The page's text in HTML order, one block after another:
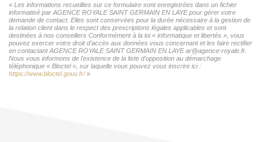
« Les informations recueillies sur ce formulaire sont enregistrées dans un fichier
informatisé par AGENCE ROYALE SAINT GERMAIN EN LAYE pour gérer votre
demande de contact. Elles sont conservées pour la durée nécessaire à la gestion de
la relation client dans le respect des prescriptions légales applicables et sont
destinées à nos conseillers Conformément à la loi « informatique et libertés », vous
pouvez exercer votre droit d'accès aux données vous concernant et les faire rectifier
en contactant AGENCE ROYALE SAINT GERMAIN EN LAYE ar@agence-royale.fr.
Nous vous informons de l'existence de la liste d'opposition au démarchage
téléphonique « Bloctel », sur laquelle vous pouvez vous inscrire ici :
https://www.bloctel.gouv.fr/»